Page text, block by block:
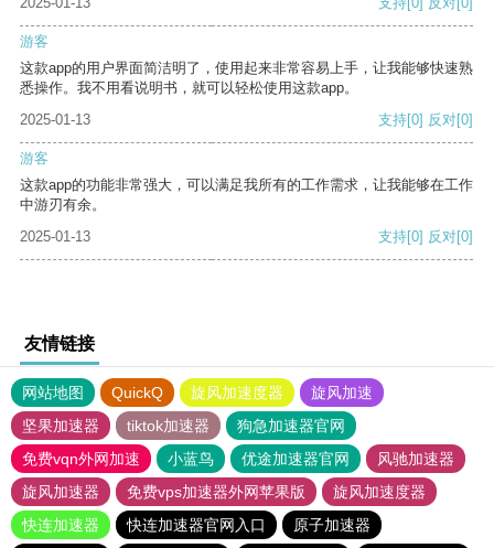
游客
这款app的用户界面简洁明了，使用起来非常容易上手，让我能够快速熟
悉操作。我不用看说明书，就可以轻松使用这款app。
2025-01-13
支持[0] 反对[0]
游客
这款app的功能非常强大，可以满足我所有的工作需求，让我能够在工作
中游刃有余。
2025-01-13
支持[0] 反对[0]
友情链接
网站地图 QuickQ 旋风加速度器
旋风加速
坚果加速器
tiktok加速器
狗急加速器官网
免费vqn外网加速
小蓝鸟 优途加速器官网
风驰加速器
旋风加速器
免费vps加速器外网苹果版
旋风加速度器
快连加速器
快连加速器官网入口
原子加速器